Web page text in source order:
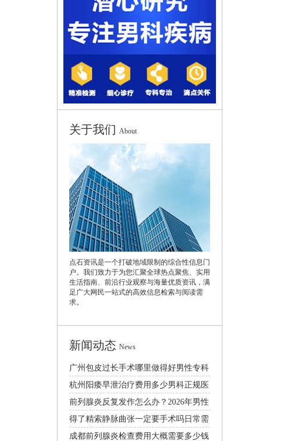
关于我们 About
点石资讯是一个打破地域限制的综合性信息门
户。我们致力于为您汇聚全球热点聚焦、实用
生活指南、前沿行业观察与海量优质资讯，满
足广大网民一站式的高效信息检索与阅读需
求。
新闻动态 News
广州包皮过长手术哪里做得好男性专科
医院口碑排行
杭州阳痿早泄治疗费用多少男科正规医
院排名推荐
前列腺炎反复发作怎么办？2026年男性
日常护理与科学治疗方法
得了精索静脉曲张一定要手术吗日常需
要注意什么
成都前列腺炎检查费用大概需要多少钱